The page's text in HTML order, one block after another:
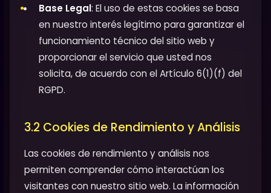
Base Legal: El uso de estas cookies se basa
en nuestro interés legítimo para garantizar el
funcionamiento técnico del sitio web y
proporcionar el servicio que usted nos
solicita, de acuerdo con el Artículo 6(1)(f) del
RGPD.
3.2 Cookies de Rendimiento y Análisis
Las cookies de rendimiento y análisis nos
permiten comprender cómo interactúan los
visitantes con nuestro sitio web. La información